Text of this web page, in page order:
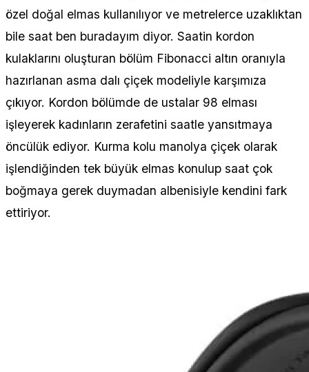
özel doğal elmas kullanılıyor ve metrelerce uzaklıktan
bile saat ben buradayım diyor. Saatin kordon
kulaklarını oluşturan bölüm Fibonacci altın oranıyla
hazırlanan asma dalı çiçek modeliyle karşımıza
çıkıyor. Kordon bölümde de ustalar 98 elması
işleyerek kadınların zerafetini saatle yansıtmaya
öncülük ediyor. Kurma kolu manolya çiçek olarak
işlendiğinden tek büyük elmas konulup saat çok
boğmaya gerek duymadan albenisiyle kendini fark
ettiriyor.